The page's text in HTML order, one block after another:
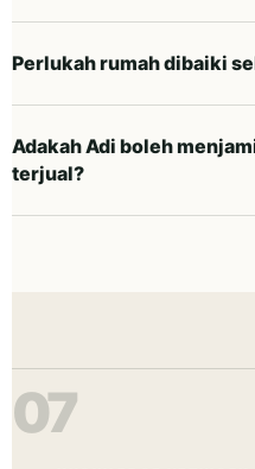
Perlukah rumah dibaiki
Adakah Adi boleh
terjual?
07